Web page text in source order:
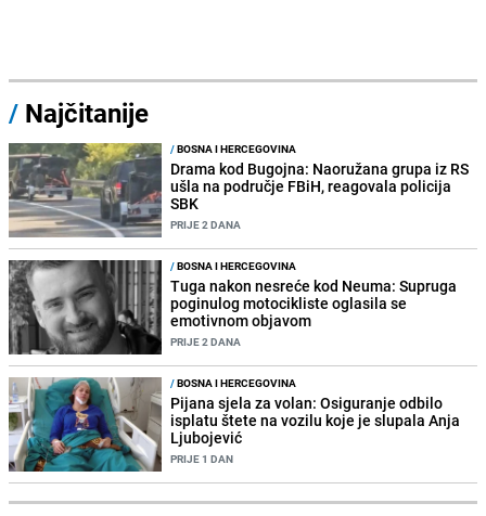
/ Najčitanije
/BOSNA I HERCEGOVINA
Drama kod Bugojna: Naoružana grupa iz RS
ušla na područje FBiH, reagovala policija
SBK
PRIJE 2 DANA
/BOSNA I HERCEGOVINA
Tuga nakon nesreće kod Neuma: Supruga
poginulog motocikliste oglasila se
emotivnom objavom
PRIJE 2 DANA
/BOSNA I HERCEGOVINA
Pijana sjela za volan: Osiguranje odbilo
isplatu štete na vozilu koje je slupala Anja
Ljubojević
PRIJE 1 DAN